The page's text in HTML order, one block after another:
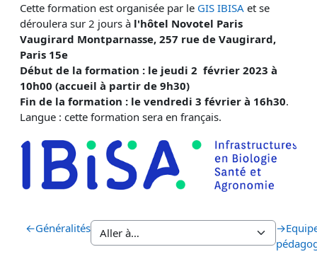
Cette formation est organisée par le GIS IBISA et se
déroulera sur 2 jours à l'hôtel Novotel Paris
Vaugirard Montparnasse, 257 rue de Vaugirard,
Paris 15e
Début de la formation : le jeudi 2 février 2023 à
10h00 (accueil à partir de 9h30)
Fin de la formation : le vendredi 3 février à 16h30.
Langue : cette formation sera en français.
←Généralités →